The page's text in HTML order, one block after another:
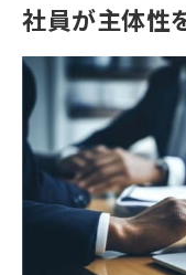
社員が主体性